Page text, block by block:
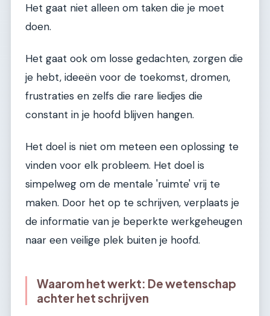
Het gaat niet alleen om taken die je moet
doen.
Het gaat ook om losse gedachten, zorgen die
je hebt, ideeën voor de toekomst, dromen,
frustraties en zelfs die rare liedjes die
constant in je hoofd blijven hangen.
Het doel is niet om meteen een oplossing te
vinden voor elk probleem. Het doel is
simpelweg om de mentale 'ruimte' vrij te
maken. Door het op te schrijven, verplaats je
de informatie van je beperkte werkgeheugen
naar een veilige plek buiten je hoofd.
Waarom het werkt: De wetenschap
achter het schrijven